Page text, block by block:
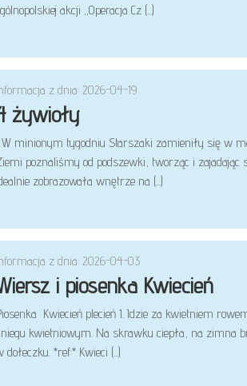
akcji „Operacja Cz (...)
żywioły
z dnia: 2026-04-19
minionym tygodniu Starszaki zamieniły się w
poznaliśmy od podszewki, tworząc i
zobrazowała wnętrze na (...)
i piosenka Kwiecień
z dnia: 2026-04-03
Kwiecień plecień 1. Idzie za kwietniem
kwietniowym. Na skrawku ciepła, na zimna
dołeczku. *ref:* Kwieci (...)